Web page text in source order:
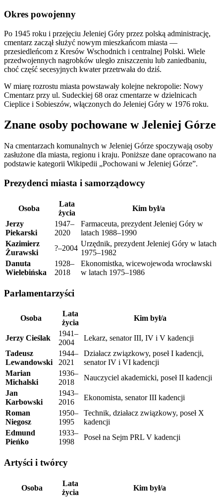
Okres powojenny
Po 1945 roku i przejęciu Jeleniej Góry przez polską administrację,
cmentarz zaczął służyć nowym mieszkańcom miasta —
przesiedleńcom z Kresów Wschodnich i centralnej Polski. Wiele
przedwojennych nagrobków uległo zniszczeniu lub zaniedbaniu,
choć część secesyjnych kwater przetrwała do dziś.
W miarę rozrostu miasta powstawały kolejne nekropolie: Nowy
Cmentarz przy ul. Sudeckiej 68 oraz cmentarze w dzielnicach
Cieplice i Sobieszów, włączonych do Jeleniej Góry w 1976 roku.
Znane osoby pochowane w Jeleniej Górze
Na cmentarzach komunalnych w Jeleniej Górze spoczywają osoby
zasłużone dla miasta, regionu i kraju. Poniższe dane opracowano na
podstawie kategorii Wikipedii „Pochowani w Jeleniej Górze”.
Prezydenci miasta i samorządowcy
Osoba
Lata
życia
Kim był/a
Jerzy
Piekarski
1947–
2020
Farmaceuta, prezydent Jeleniej Góry w
latach 1988–1990
Kazimierz
Żurawski
?–2004
Urzędnik, prezydent Jeleniej Góry w latach
1975–1982
Danuta
Wielebińska
1928–
2018
Ekonomistka, wicewojewoda wrocławski
w latach 1975–1986
Parlamentarzyści
Osoba
Lata
życia
Kim był/a
Jerzy Cieślak
1941–
2004
Lekarz, senator III, IV i V kadencji
Tadeusz
Lewandowski
1944–
2021
Działacz związkowy, poseł I kadencji,
senator IV i VI kadencji
Marian
Michalski
1936–
2018
Nauczyciel akademicki, poseł II kadencji
Jan
Karbowski
1943–
2016
Ekonomista, senator III kadencji
Roman
Niegosz
1950–
1995
Technik, działacz związkowy, poseł X
kadencji
Edmund
Pieńko
1933–
1998
Poseł na Sejm PRL V kadencji
Artyści i twórcy
Osoba
Lata
życia
Kim był/a